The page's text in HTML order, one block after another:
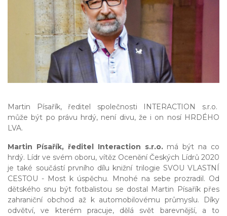
Martin Písařík, ředitel společnosti INTERACTION s.r.o.
může být po právu hrdý, není divu, že i on nosí HRDÉHO
LVA.
Martin Písařík, ředitel Interaction s.r.o.má být na co
hrdý. Lídr ve svém oboru, vítěz Ocenění Českých Lídrů 2020
je také součástí prvního dílu knižní trilogie SVOU VLASTNÍ
CESTOU - Most k úspěchu. Mnohé na sebe prozradil. Od
dětského snu být fotbalistou se dostal Martin Písařík přes
zahraniční obchod až k automobilovému průmyslu. Díky
odvětví, ve kterém pracuje, dělá svět barevnější, a to